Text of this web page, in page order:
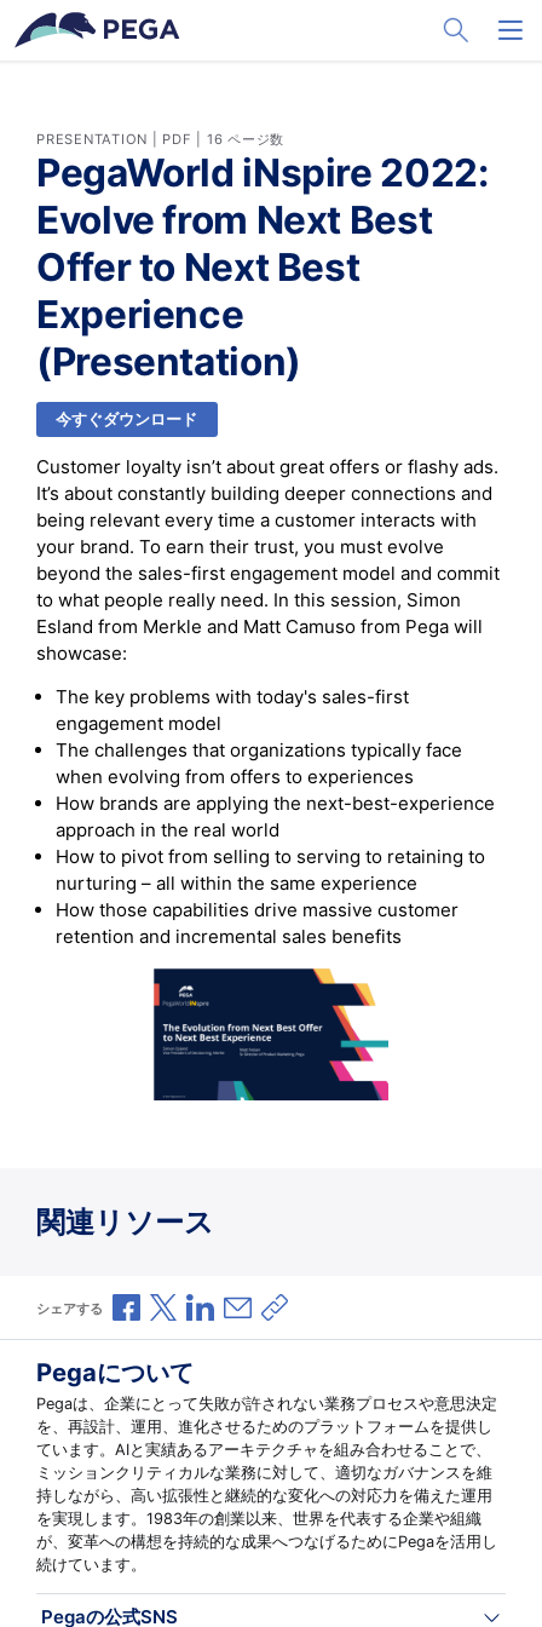
メインコンテンツに飛ぶ
Toggle
PRESENTATION | PDF | 16 ページ数
PegaWorld iNspire 2022:
Evolve from Next Best
Offer to Next Best
Experience
(Presentation)
今すぐダウンロード
Customer loyalty isn’t about great offers or flashy ads.
It’s about constantly building deeper connections and
being relevant every time a customer interacts with
your brand. To earn their trust, you must evolve
beyond the sales-first engagement model and commit
to what people really need. In this session, Simon
Esland from Merkle and Matt Camuso from Pega will
showcase:
The key problems with today's sales-first
engagement model
The challenges that organizations typically face
when evolving from offers to experiences
How brands are applying the next-best-experience
approach in the real world
How to pivot from selling to serving to retaining to
nurturing – all within the same experience
How those capabilities drive massive customer
retention and incremental sales benefits
関連リソース
シェアする Facebookで共有
Xで共有LinkedInで共有
メールで共有
共有リンクをコピー
Pegaについて
Pegaは、企業にとって失敗が許されない業務プロセスや意思決定
を、再設計、運用、進化させるためのプラットフォームを提供し
ています。AIと実績あるアーキテクチャを組み合わせることで、
ミッションクリティカルな業務に対して、適切なガバナンスを維
持しながら、高い拡張性と継続的な変化への対応力を備えた運用
を実現します。1983年の創業以来、世界を代表する企業や組織
が、変革への構想を持続的な成果へつなげるためにPegaを活用し
続けています。
Pegaの公式SNS